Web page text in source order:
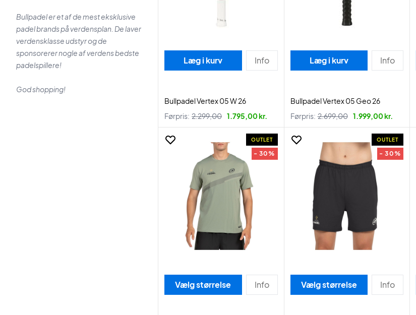
Bullpadel er et af de mest eksklusive
padel brands på verdensplan. De laver
verdensklasse udstyr og de
sponsorerer nogle af verdens bedste
padelspillere!
God shopping!
Læg i kurv Info
Bullpadel Vertex 05 W 26
Førpris: 2.299,00 1.795,00 kr.
Læg i kurv Info
Bullpadel Vertex 05 Geo 26
Førpris: 2.699,00 1.999,00 kr.
OUTLET
- 30%
Vælg størrelse Info
OUTLET
- 30%
Vælg størrelse Info